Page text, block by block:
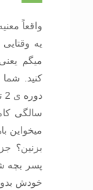
واقعاً
یه
میگم
سالگی
میخواین
بزنین؟
پسر بچه
خودش بدو